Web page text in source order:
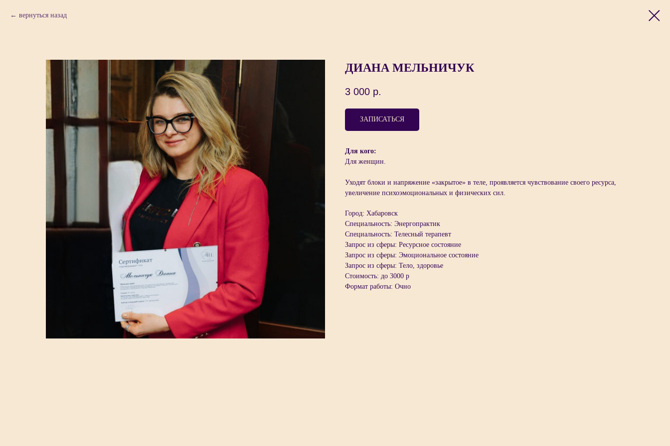
вернуться назад
ДИАНА МЕЛЬНИЧУК
3 000 р.
ЗАПИСАТЬСЯ
Для кого:
Для женщин.
Уходят блоки и напряжение «закрытое» в теле, проявляется чувствование своего ресурса,
увеличение психоэмоциональных и физических сил.
Город: Хабаровск
Специальность: Энергопрактик
Специальность: Телесный терапевт
Запрос из сферы: Ресурсное состояние
Запрос из сферы: Эмоциональное состояние
Запрос из сферы: Тело, здоровье
Стоимость: до 3000 р
Формат работы: Очно